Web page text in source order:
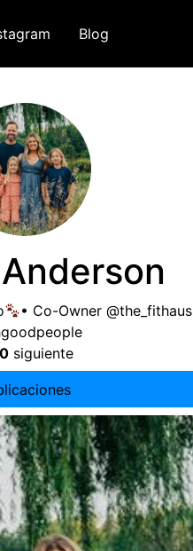
Blog
• Co-Owner @the_fithaus
siguiente